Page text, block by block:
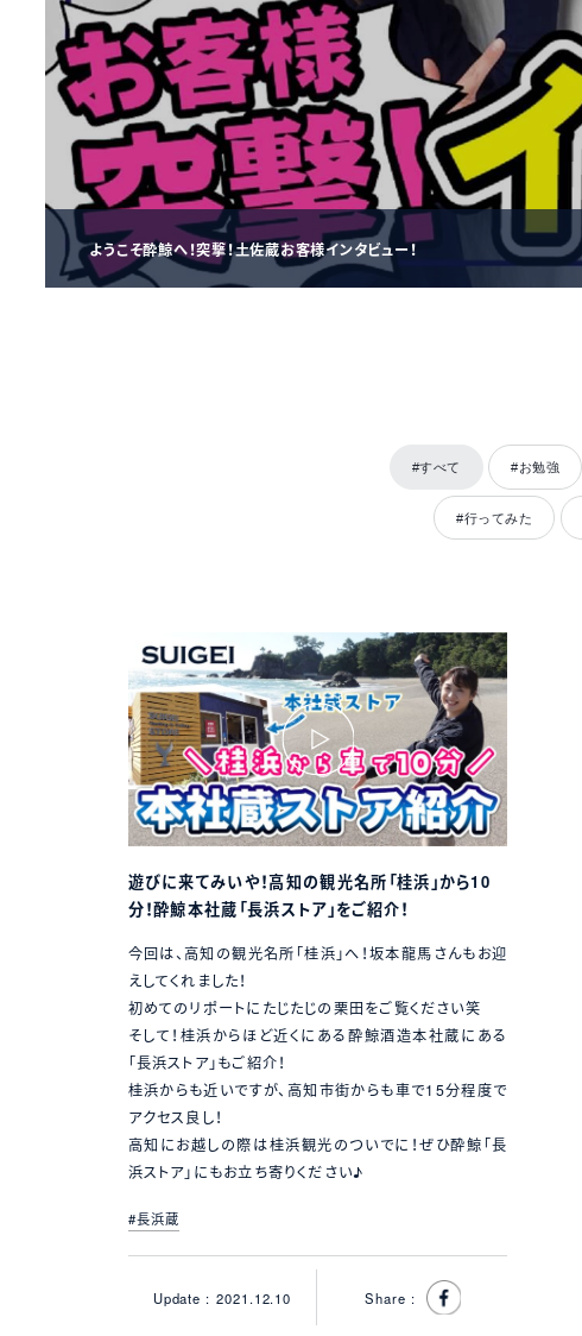
ようこそ酔鯨へ！突撃！土佐蔵お客様インタビュー！
#すべて #お勉強
#行ってみた
遊びに来てみいや！高知の観光名所「桂浜」から10
分！酔鯨本社蔵「長浜ストア」をご紹介！
今回は、高知の観光名所「桂浜」へ！坂本龍馬さんもお迎
えしてくれました！
初めてのリポートにたじたじの栗田をご覧ください笑
そして！桂浜からほど近くにある酔鯨酒造本社蔵にある
「長浜ストア」もご紹介！
桂浜からも近いですが、高知市街からも車で15分程度で
アクセス良し！
高知にお越しの際は桂浜観光のついでに！ぜひ酔鯨「長
浜ストア」にもお立ち寄りください♪
#長浜蔵
Update : 2021.12.10 Share :